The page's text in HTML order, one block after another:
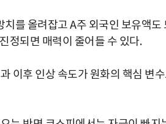
를 올려잡고 A주 외국인 보유액도
정되면 매력이 줄어들 수 있다.
이후 인상 속도가 원화의 핵심 변